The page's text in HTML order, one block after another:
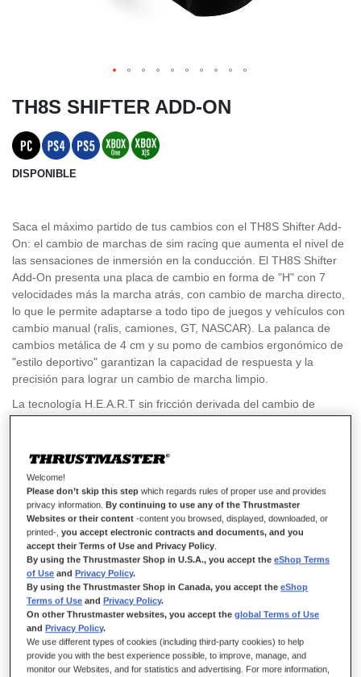
TH8S SHIFTER ADD-ON
DISPONIBLE
Saca el máximo partido de tus cambios con el TH8S Shifter Add-
On: el cambio de marchas de sim racing que aumenta el nivel de
las sensaciones de inmersión en la conducción. El TH8S Shifter
Add-On presenta una placa de cambio en forma de "H" con 7
velocidades más la marcha atrás, con cambio de marcha directo,
lo que le permite adaptarse a todo tipo de juegos y vehículos con
cambio manual (ralis, camiones, GT, NASCAR). La palanca de
cambios metálica de 4 cm y su pomo de cambios ergonómico de
"estilo deportivo" garantizan la capacidad de respuesta y la
precisión para lograr un cambio de marcha limpio.
La tecnología H.E.A.R.T sin fricción derivada del cambio de
marchas de alto nivel de Thrustmaster, el TH8A Shifter Add-On,
vida útil del producto.
El TH8S Shifter Add-On es compatible en PC con todos los
volantes de carreras y compatible en PS5, PS4, Xbox One y Xbox
Series X|S con las bases de volantes de carreras Force
Feedback de Thrustmaster.
69,99 €
AÑADIR AL CARRITO
Lista de deseos
Sea el primero en dejar una reseña para este artículo
Detalles
Welcome!
Please don’t skip this step which regards rules of proper use and provides
privacy information. By continuing to use any of the Thrustmaster
Websites or their content -content you browsed, displayed, downloaded, or
printed-,you accept electronic contracts and documents, and you
accept their Terms of Use and Privacy Policy.
By using the Thrustmaster Shop in U.S.A., you accept theeShop Terms
of Use and Privacy Policy.
By using the Thrustmaster Shop in Canada, you accept theeShop
Terms of Use and Privacy Policy.
On other Thrustmaster websites, you accept theglobal Terms of Use
and Privacy Policy.
We use different types of cookies (including third-party cookies) to help
provide you with the best experience possible, to improve, manage, and
monitor our Websites, and for statistics and advertising. For more information,